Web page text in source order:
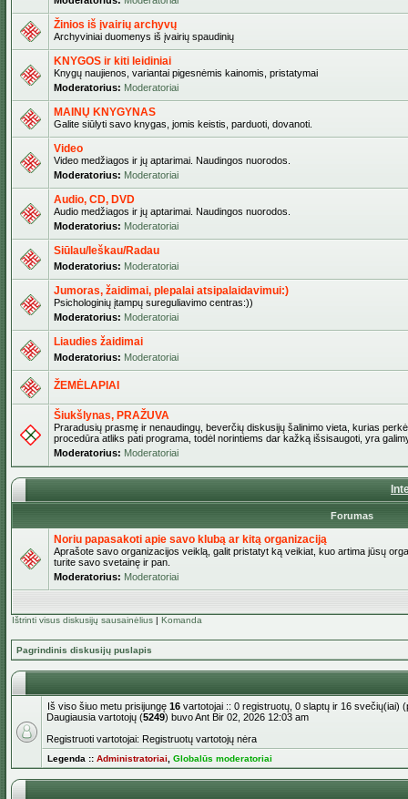
Žinios iš įvairių archyvų
Archyviniai duomenys iš įvairių spaudinių
KNYGOS ir kiti leidiniai
Knygų naujienos, variantai pigesnėmis kainomis, pristatymai
Moderatorius: Moderatoriai
MAINŲ KNYGYNAS
Galite siūlyti savo knygas, jomis keistis, parduoti, dovanoti.
Video
Video medžiagos ir jų aptarimai. Naudingos nuorodos.
Moderatorius: Moderatoriai
Audio, CD, DVD
Audio medžiagos ir jų aptarimai. Naudingos nuorodos.
Moderatorius: Moderatoriai
Siūlau/Ieškau/Radau
Moderatorius: Moderatoriai
Jumoras, žaidimai, plepalai atsipalaidavimui:)
Psichologinių įtampų sureguliavimo centras:))
Moderatorius: Moderatoriai
Liaudies žaidimai
Moderatorius: Moderatoriai
ŽEMĖLAPIAI
Šiukšlynas, PRAŽUVA
Praradusių prasmę ir nenaudingų, beverčių diskusijų šalinimo vieta, kurias
procedūra atliks pati programa, todėl norintiems dar kažką išsisaugoti, yra
Moderatorius: Moderatoriai
Forumas
Noriu papasakoti apie savo klubą ar kitą organizaciją
Aprašote savo organizacijos veiklą, galit pristatyt ką veikiat, kuo artima jūsų
turite savo svetainę ir pan.
Moderatorius: Moderatoriai
Ištrinti visus diskusijų sausainėlius | Komanda
Pagrindinis diskusijų puslapis
Iš viso šiuo metu prisijungę 16 vartotojai :: 0 registruotų, 0 slaptų ir 16 svečių(iai)
Daugiausia vartotojų (5249) buvo Ant Bir 02, 2026 12:03 am
Registruoti vartotojai: Registruotų vartotojų nėra
Legenda :: Administratoriai Globalūs moderatoriai